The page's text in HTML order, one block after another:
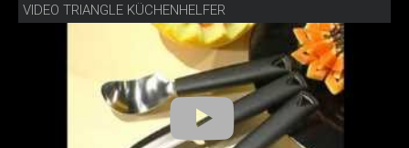
VIDEO TRIANGLE KÜCHENHELFER